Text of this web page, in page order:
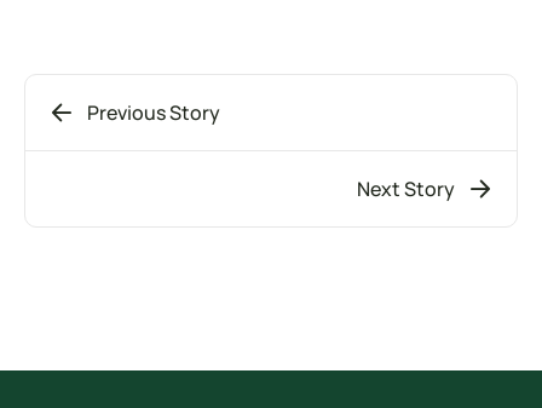
Previous Story
Next Story